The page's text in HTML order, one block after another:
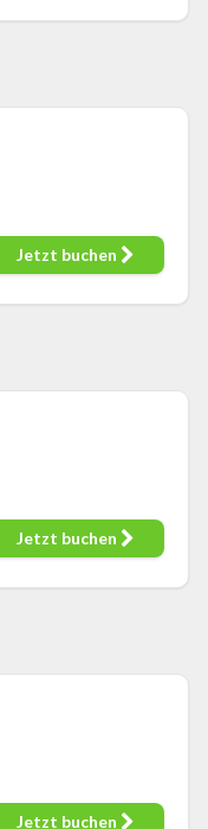
Jetzt buchen
Jetzt buchen
Jetzt buchen